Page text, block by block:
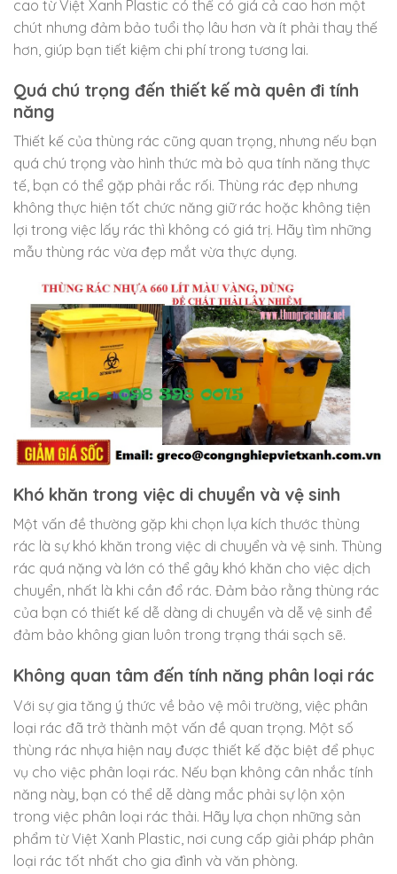
cao từ Việt Xanh Plastic có thể có giá cả cao hơn một
chút nhưng đảm bảo tuổi thọ lâu hơn và ít phải thay thế
hơn, giúp bạn tiết kiệm chi phí trong tương lai.
Quá chú trọng đến thiết kế mà quên đi tính
năng
Thiết kế của thùng rác cũng quan trọng, nhưng nếu bạn
quá chú trọng vào hình thức mà bỏ qua tính năng thực
tế, bạn có thể gặp phải rắc rối. Thùng rác đẹp nhưng
không thực hiện tốt chức năng giữ rác hoặc không tiện
lợi trong việc lấy rác thì không có giá trị. Hãy tìm những
mẫu thùng rác vừa đẹp mắt vừa thực dụng.
Khó khăn trong việc di chuyển và vệ sinh
Một vấn đề thường gặp khi chọn lựa kích thước thùng
rác là sự khó khăn trong việc di chuyển và vệ sinh. Thùng
rác quá nặng và lớn có thể gây khó khăn cho việc dịch
chuyển, nhất là khi cần đổ rác. Đảm bảo rằng thùng rác
của bạn có thiết kế dễ dàng di chuyển và dễ vệ sinh để
đảm bảo không gian luôn trong trạng thái sạch sẽ.
Không quan tâm đến tính năng phân loại rác
Với sự gia tăng ý thức về bảo vệ môi trường, việc phân
loại rác đã trở thành một vấn đề quan trọng. Một số
thùng rác nhựa hiện nay được thiết kế đặc biệt để phục
vụ cho việc phân loại rác. Nếu bạn không cân nhắc tính
năng này, bạn có thể dễ dàng mắc phải sự lộn xộn
trong việc phân loại rác thải. Hãy lựa chọn những sản
phẩm từ Việt Xanh Plastic, nơi cung cấp giải pháp phân
loại rác tốt nhất cho gia đình và văn phòng.